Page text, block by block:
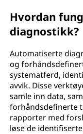
Hvordan
diagnostikk?
Automatiserte
og
systematferd,
avvik. Disse
samle inn data,
forhåndsdefinerte
rapporter med
løse de